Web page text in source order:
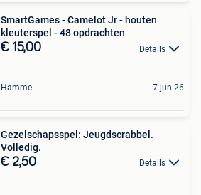
SmartGames - Camelot Jr - houten
kleuterspel - 48 opdrachten
€ 15,00 Details
Hamme 7 jun 26
Gezelschapsspel: Jeugdscrabbel.
Volledig.
€ 2,50 Details